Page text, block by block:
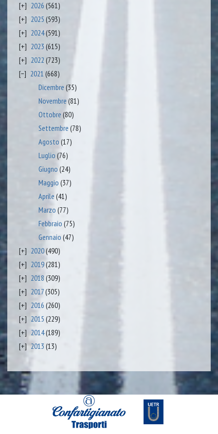
2026 (561)
2025 (593)
2024(591)
2023 (615)
2022 (723)
2021 (668)
Dicembre (35)
Novembre (81)
Ottobre (80)
Settembre (78)
Agosto (17)
Luglio (76)
Giugno (24)
Maggio (37)
Aprile (41)
Marzo (77)
Febbraio (75)
Gennaio (47)
2020(490)
2019(281)
2018 (309)
2017(305)
2016 (260)
2015 (229)
2014(189)
2013 (13)